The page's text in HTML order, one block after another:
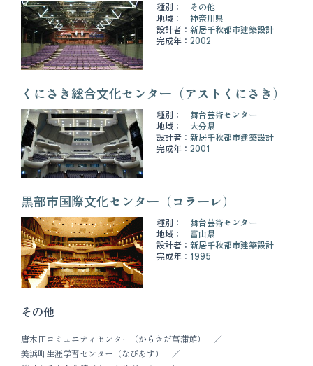
種別：
その他
地域：
神奈川県
設計者： 新居千秋都市建築設計
完成年： 2002
くにさき総合文化センター（アストくにさき）
種別：
舞台芸術センター
地域：
大分県
設計者： 新居千秋都市建築設計
完成年： 2001
黒部市国際文化センター（コラーレ）
種別：
舞台芸術センター
地域：
富山県
設計者： 新居千秋都市建築設計
完成年： 1995
その他
唐木田コミュニティセンター（からきだ菖蒲館）
美浜町生涯学習センター（なびあす）